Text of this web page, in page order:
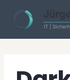
content